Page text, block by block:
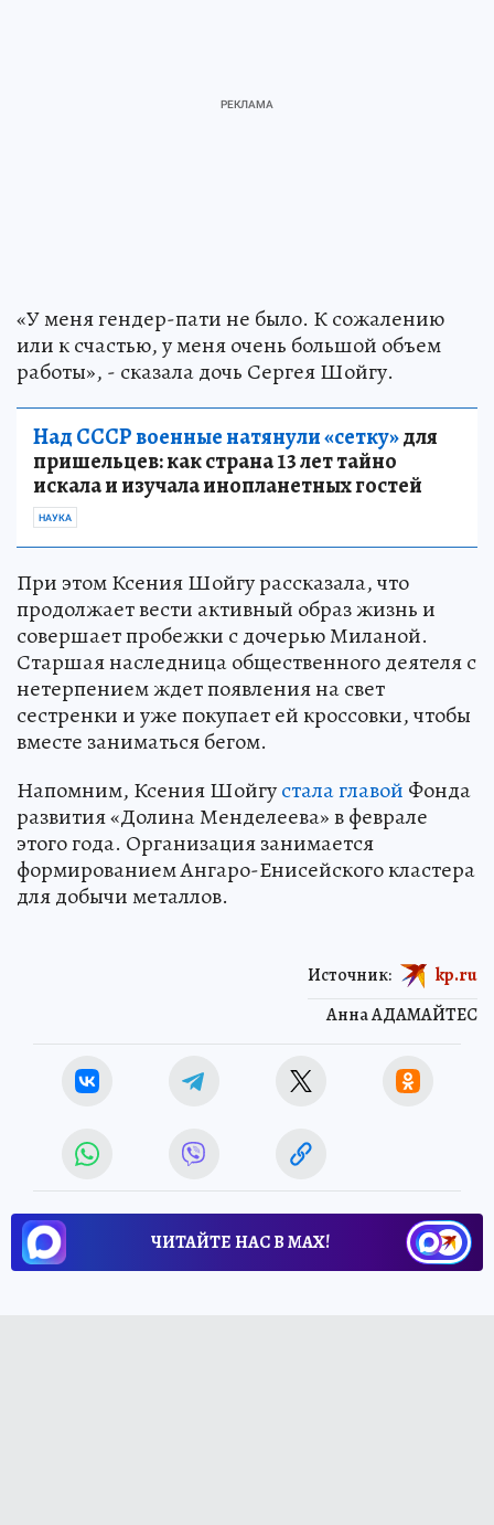
«У меня гендер-пати не было. К сожалению
или к счастью, у меня очень большой объем
работы», - сказала дочь Сергея Шойгу.
Над СССР военные натянули «сетку»для
пришельцев: как страна 13 лет тайно
искала и изучала инопланетных гостей
НАУКА
При этом Ксения Шойгу рассказала, что
продолжает вести активный образ жизнь и
совершает пробежки с дочерью Миланой.
Старшая наследница общественного деятеля с
нетерпением ждет появления на свет
сестренки и уже покупает ей кроссовки, чтобы
вместе заниматься бегом.
Напомним, Ксения Шойгустала главой Фонда
развития «Долина Менделеева» в феврале
этого года. Организация занимается
формированием Ангаро-Енисейского кластера
для добычи металлов.
Анна АДАМАЙТЕС
Источник: kp.ru
ЧИТАЙТЕ НАС В МАХ!